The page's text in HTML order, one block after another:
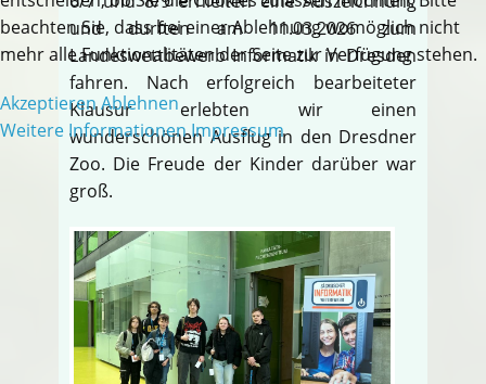
und durften am 11.03.2026 zum
Landeswettbewerb Informatik in Dresden
fahren. Nach erfolgreich bearbeiteter
Klausur erlebten wir einen
wunderschönen Ausflug in den Dresdner
Zoo. Die Freude der Kinder darüber war
groß.
beachten Sie, dass bei einer Ablehnung womöglich nicht
mehr alle Funktionalitäten der Seite zur Verfügung stehen.
AkzeptierenAblehnen
Weitere Informationen Impressum